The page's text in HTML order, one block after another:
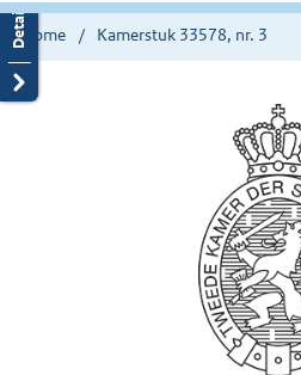
Home Kamerstuk 33578, nr. 3